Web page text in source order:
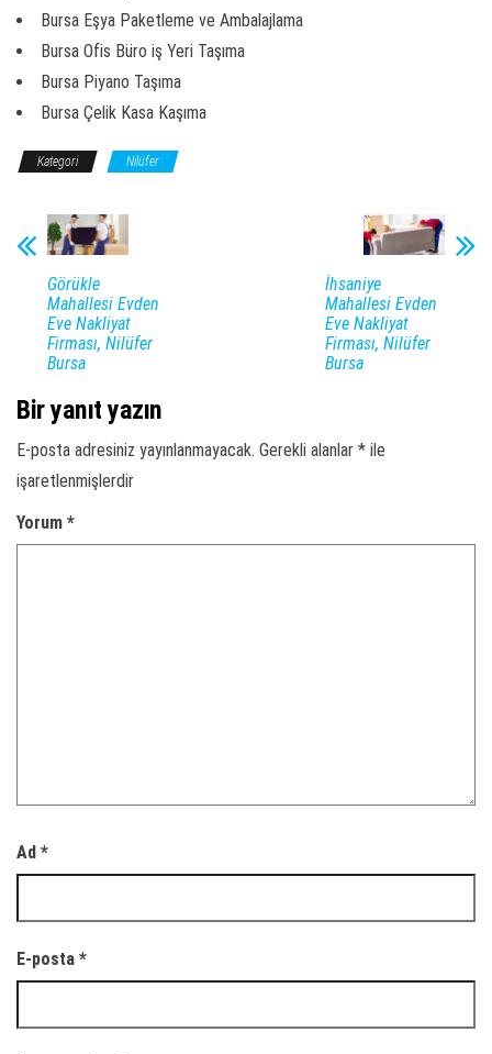
Bursa Eşya Paketleme ve Ambalajlama
Bursa Ofis Büro iş Yeri Taşıma
Bursa Piyano Taşıma
Bursa Çelik Kasa Kaşıma
Kategori Nilüfer
Görükle
Mahallesi Evden
Eve Nakliyat
Firması, Nilüfer
Bursa
İhsaniye
Mahallesi Evden
Eve Nakliyat
Firması, Nilüfer
Bursa
Bir yanıt yazın
E-posta adresiniz yayınlanmayacak. Gerekli alanlar * ile
işaretlenmişlerdir
Yorum *
Ad *
E-posta *